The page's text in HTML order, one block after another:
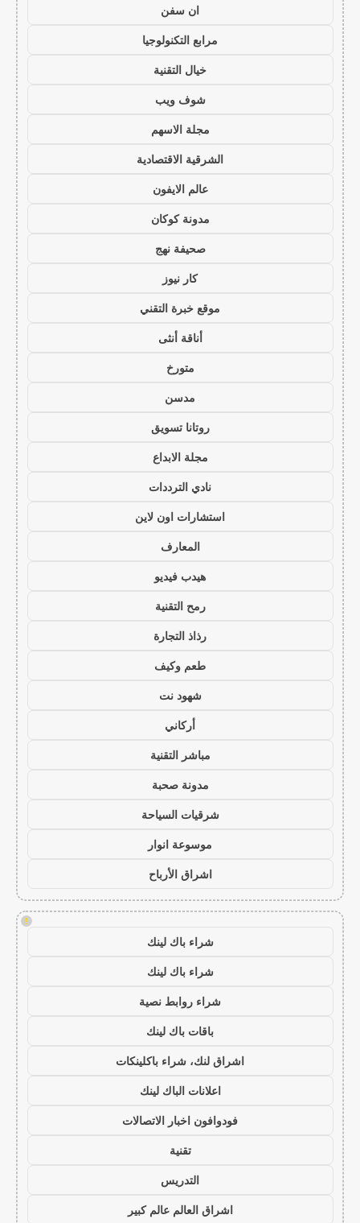
ان سفن
مرابع التكنولوجيا
خيال التقنية
شوف ويب
مجلة الاسهم
الشرقية الاقتصادية
عالم الايفون
مدونة كوكان
صحيفة نهج
كار نيوز
موقع خبرة التقني
أناقة أنثى
متورخ
مدسن
روتانا تسويق
مجلة الابداع
نادي الترددات
استشارات اون لاين
المعارف
هيدب فيديو
رمح التقنية
رذاذ التجارة
طعم وكيف
شهود نت
أركاني
مباشر التقنية
مدونة صحبة
شرقيات السياحة
موسوعة انوار
اشراق الأرباح
!
شراء باك لينك
شراء باك لينك
شراء روابط نصية
باقات باك لينك
اشراق لنك، شراء باكلينكات
اعلانات الباك لينك
فودوافون اخبار الاتصالات
تقنية
التدريس
اشراق العالم عالم كبير